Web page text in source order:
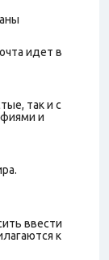
идет в
так и с
и
ввести
к